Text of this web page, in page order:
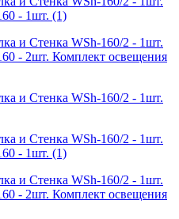
- 1шт. (1)
и Стенка WSh-160/2 - 1шт.
- 2шт. Комплект освещения
и Стенка WSh-160/2 - 1шт.
и Стенка WSh-160/2 - 1шт.
- 1шт. (1)
и Стенка WSh-160/2 - 1шт.
- 2шт. Комплект освещения